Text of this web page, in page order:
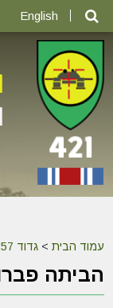
English
עמוד הבית >גדוד 257
הביתה